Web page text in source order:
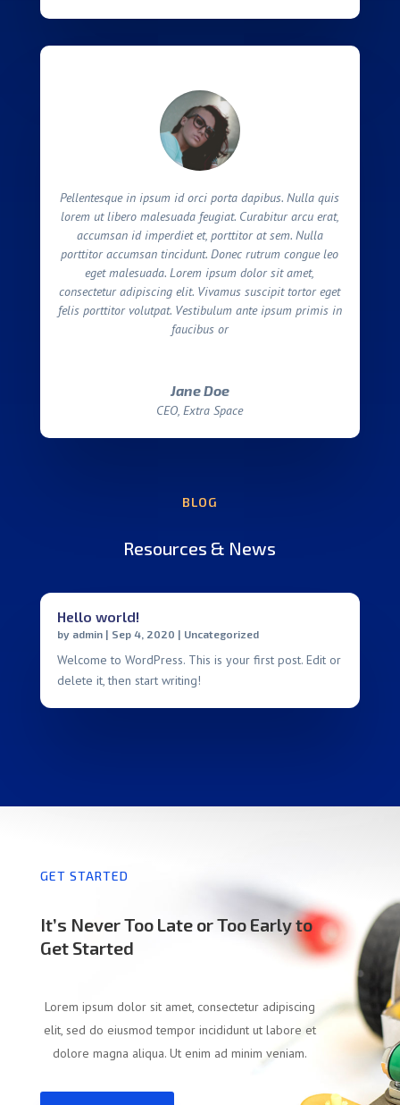
Pellentesque in ipsum id orci porta dapibus. Nulla quis
lorem ut libero malesuada feugiat. Curabitur arcu erat,
accumsan id imperdiet et, porttitor at sem. Nulla
porttitor accumsan tincidunt. Donec rutrum congue leo
eget malesuada. Lorem ipsum dolor sit amet,
consectetur adipiscing elit. Vivamus suscipit tortor eget
felis porttitor volutpat. Vestibulum ante ipsum primis in
faucibus or
Jane Doe
CEO, Extra Space
BLOG
Resources & News
Hello world!
by admin| Sep 4, 2020 | Uncategorized
Welcome to WordPress. This is your first post. Edit or
delete it, then start writing!
GET STARTED
It’s Never Too Late or Too Early to
Get Started
Lorem ipsum dolor sit amet, consectetur adipiscing
elit, sed do eiusmod tempor incididunt ut labore et
dolore magna aliqua. Ut enim ad minim veniam.